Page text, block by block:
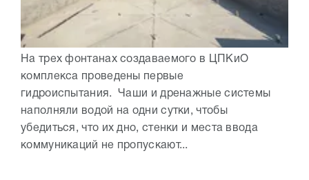
На трех фонтанах создаваемого в ЦПКиО
комплекса проведены первые
гидроиспытания. Чаши и дренажные системы
наполняли водой на одни сутки, чтобы
убедиться, что их дно, стенки и места ввода
коммуникаций не пропускают...